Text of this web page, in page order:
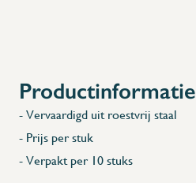
Productinformatie
- Vervaardigd uit roestvrij staal
- Prijs per stuk
- Verpakt per 10 stuks